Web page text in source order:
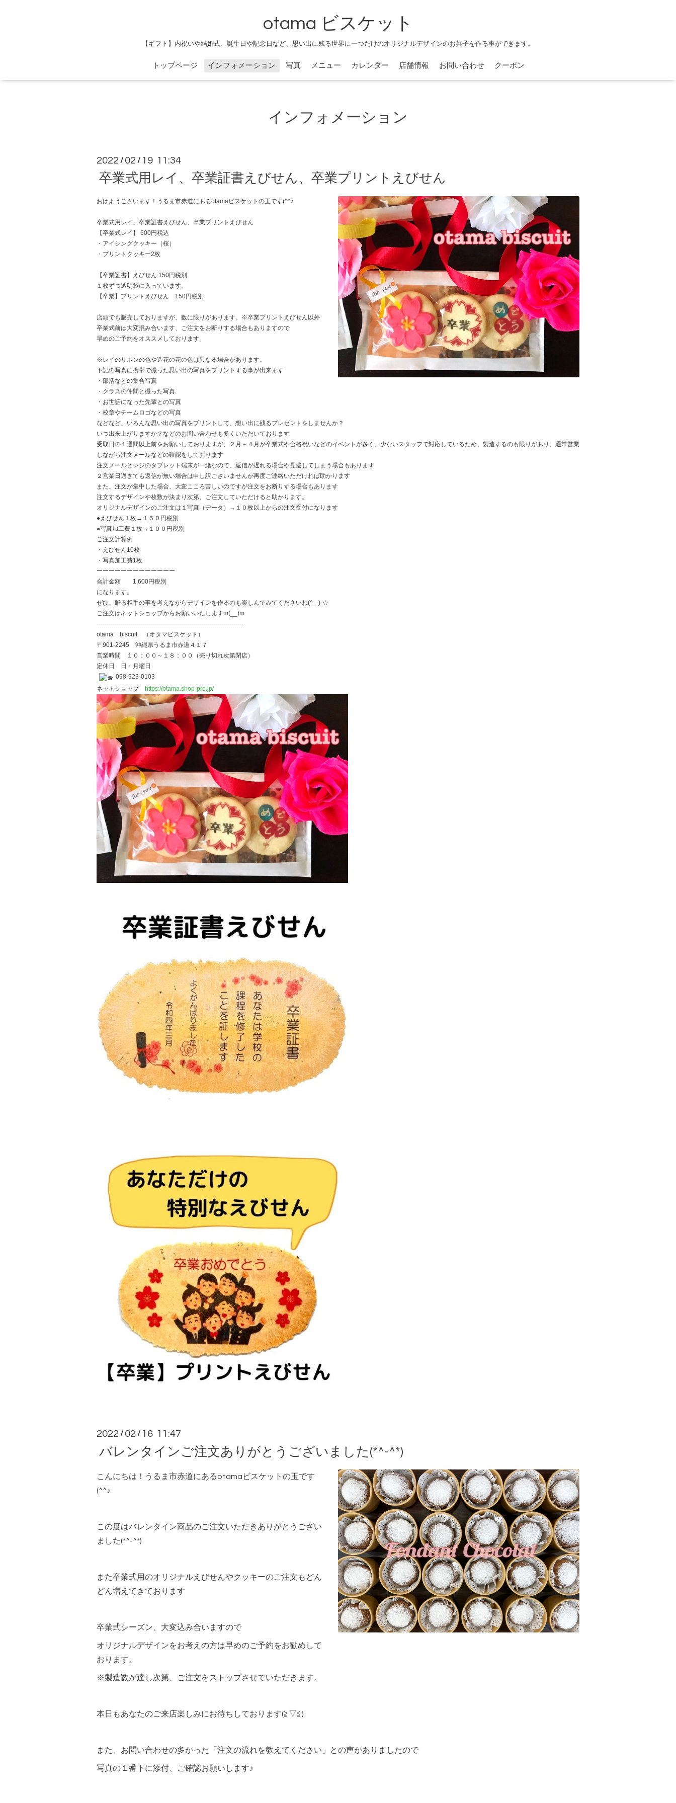
otama ビスケット
【ギフト】内祝いや結婚式、誕生日や記念日など、思い出に残る世界に一つだけのオリジナルデザインのお菓子を作る事ができます。
トップページ インフォメーション 写真 メニュー カレンダー 店舗情報 お問い合わせ クーポン
インフォメーション
2022 / 02 / 19 11:34
卒業式用レイ、卒業証書えびせん、卒業プリントえびせん
おはようございます！うるま市赤道にあるotamaビスケットの玉です(^^♪
卒業式用レイ、卒業証書えびせん、卒業プリントえびせん
【卒業式レイ】 600円税込
・アイシングクッキー（桜）
・プリントクッキー2枚
【卒業証書】えびせん 150円税別
１枚ずつ透明袋に入っています。
【卒業】プリントえびせん 150円税別
店頭でも販売しておりますが、数に限りがあります。※卒業プリントえびせん以外
卒業式前は大変混み合います、ご注文をお断りする場合もありますので
早めのご予約をオススメしております。
※レイのリボンの色や造花の花の色は異なる場合があります。
下記の写真に携帯で撮った思い出の写真をプリントする事が出来ます
・部活などの集合写真
・クラスの仲間と撮った写真
・お世話になった先輩との写真
・校章やチームロゴなどの写真
などなど、いろんな思い出の写真をプリントして、想い出に残るプレゼントをしませんか？
いつ出来上がりますか？などのお問い合わせも多くいただいております
受取日の１週間以上前をお願いしておりますが、２月～４月が卒業式や合格祝いなどのイベントが多く、少ないスタッフで対応しているため、製造するのも限りがあり、通常営業
しながら注文メールなどの確認をしております
注文メールとレジのタブレット端末が一緒なので、返信が遅れる場合や見逃してしまう場合もあります
２営業日過ぎても返信が無い場合は申し訳ございませんが再度ご連絡いただければ助かります
また、注文が集中した場合、大変こころ苦しいのですが注文をお断りする場合もあります
注文するデザインや枚数が決まり次第、ご注文していただけると助かります。
オリジナルデザインのご注文は１写真（データ）→１０枚以上からの注文受付になります
●えびせん１枚→１５０円税別
●写真加工費１枚→１００円税別
ご注文計算例
・えびせん10枚
・写真加工費1枚
ーーーーーーーーーーーーー
合計金額 1,600円税別
になります。
ぜひ、贈る相手の事を考えながらデザインを作るのも楽しんでみてくださいね(^_-)-☆
ご注文はネットショップからお願いいたしますm(__)m
-------------------------------------------------------------------------
otama biscuit （オタマビスケット）
〒901-2245 沖縄県うるま市赤道４１７
営業時間 １０：００～１８：００（売り切れ次第閉店）
定休日 日・月曜日
098-923-0103
ネットショップ
https://otama.shop-pro.jp/
2022 / 02 / 16 11:47
バレンタインご注文ありがとうございました(*^-^*)
こんにちは！うるま市赤道にあるotamaビスケットの玉です
(^^♪
この度はバレンタイン商品のご注文いただきありがとうござい
ました(*^-^*)
また卒業式用のオリジナルえびせんやクッキーのご注文もどん
どん増えてきております
卒業式シーズン、大変込み合いますので
オリジナルデザインをお考えの方は早めのご予約をお勧めして
おります。
※製造数が達し次第、ご注文をストップさせていただきます。
本日もあなたのご来店楽しみにお待ちしております(≧▽≦)
また、お問い合わせの多かった「注文の流れを教えてください」との声がありましたので
写真の１番下に添付、ご確認お願いします♪